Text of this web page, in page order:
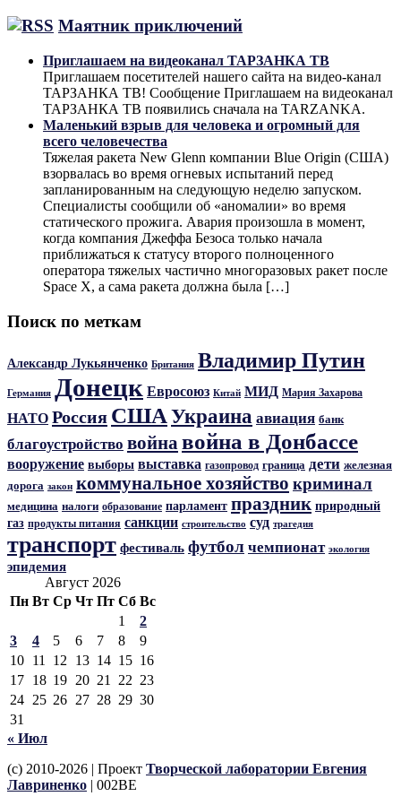
Маятник приключений
Приглашаем на видеоканал ТАРЗАНКА ТВ
Приглашаем посетителей нашего сайта на видео-канал
ТАРЗАНКА ТВ! Сообщение Приглашаем на видеоканал
ТАРЗАНКА ТВ появились сначала на TARZANKA.
Маленький взрыв для человека и огромный для
всего человечества
Тяжелая ракета New Glenn компании Blue Origin (США)
взорвалась во время огневых испытаний перед
запланированным на следующую неделю запуском.
Специалисты сообщили об «аномалии» во время
статического прожига. Авария произошла в момент,
когда компания Джеффа Безоса только начала
приближаться к статусу второго полноценного
оператора тяжелых частично многоразовых ракет после
Space X, а сама ракета должна была […]
Поиск по меткам
Александр Лукьянченко Британия Владимир Путин
Германия Донецк Евросоюз Китай МИД Мария Захарова
НАТО Россия СШАУкраина авиация банк
благоустройство война война в Донбассе
вооружение выборы выставка газопровод граница дети железная
дорога закон коммунальное хозяйство криминал
медицина налоги образование парламент праздник природный
газ продукты питания санкции строительство суд трагедия
транспорт фестиваль футбол чемпионат экология
эпидемия
Август 2026
Пн Вт Ср Чт Пт Сб Вс
1
2
3
4 5 6 7 8
9
10 11 12 13 14 15 16
17 18 19 20 21 22 23
24 25 26 27 28 29 30
31
« Июл
(c) 2010-2026 | Проект Творческой лаборатории Евгения
Лавриненко | 002BE